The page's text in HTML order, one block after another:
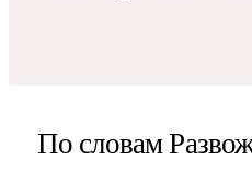
По словам